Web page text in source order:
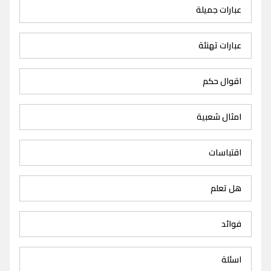
عبارات جميلة
عبارات تهنئة
اقوال حكم
امثال شعبية
اقتباسات
هل تعلم
فوائد
اسئلة